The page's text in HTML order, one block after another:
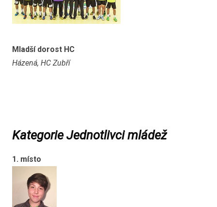
Mladší dorost HC
Házená, HC Zubří
Kategorie Jednotlivci mládež
1. místo